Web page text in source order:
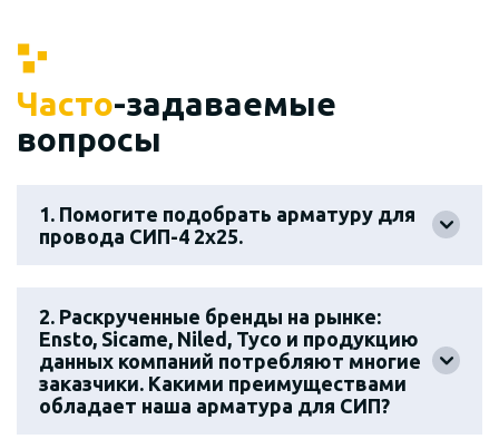
Часто-задаваемые
вопросы
1. Помогите подобрать арматуру для
провода СИП-4 2х25.
2. Раскрученные бренды на рынке:
Ensto, Sicame, Niled, Tyco и продукцию
данных компаний потребляют многие
заказчики. Какими преимуществами
обладает наша арматура для СИП?